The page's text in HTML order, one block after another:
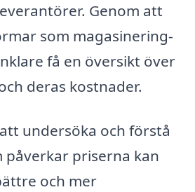
Genom att
som magasinering-
få en översikt över
deras kostnader.
undersöka och förstå
påverkar priserna kan
och mer